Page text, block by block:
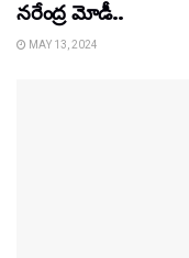
నరేంద్ర మోడీ..
MAY 13, 2024